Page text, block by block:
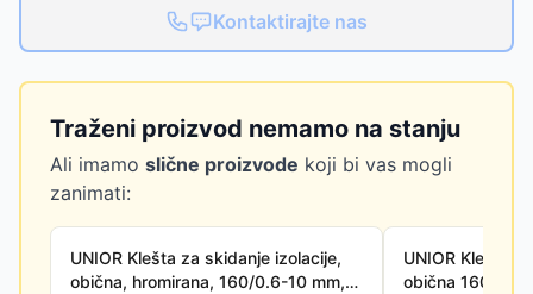
Kontaktirajte nas
Traženi proizvod nemamo na stanju
Ali imamo slične proizvode koji bi vas mogli
zanimati:
UNIOR Klešta za skidanje izolacije,
obična, hromirana, 160/0.6-10 mm,
UNIOR Klešta
obična 160/0.6-